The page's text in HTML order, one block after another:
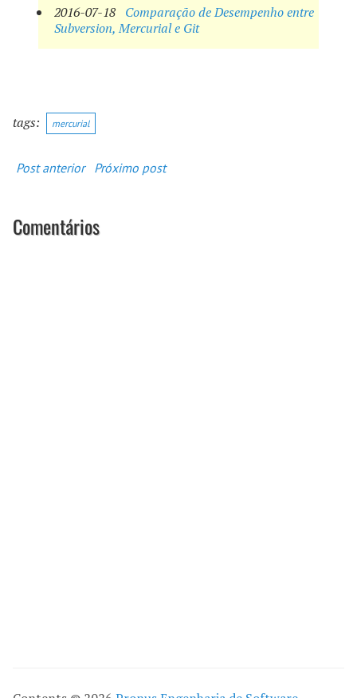
2016-07-18 Comparação de Desempenho entre
Subversion, Mercurial e Git
mercurial
Post anterior Próximo post
Comentários